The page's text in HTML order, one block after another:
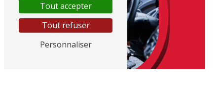
Tout accepter
Tout refuser
Personnaliser